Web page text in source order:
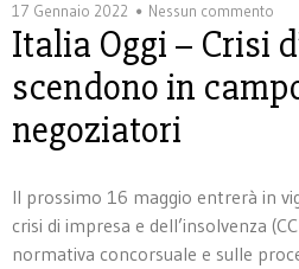
17 Gennaio 2022 Nessun commento
Italia Oggi – Crisi
scendono in
negoziatori
Il prossimo 16 maggio entrerà in
crisi di impresa e dell’insolvenza
normativa concorsuale e sulle